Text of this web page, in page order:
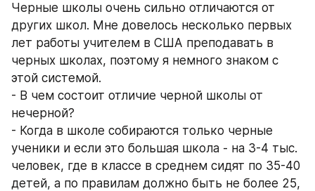
Черные школы очень сильно отличаются от
других школ. Мне довелось несколько первых
лет работы учителем в США преподавать в
черных школах, поэтому я немного знаком с
этой системой.
- В чем состоит отличие черной школы от
нечерной?
- Когда в школе собираются только черные
ученики и если это большая школа - на 3-4 тыс.
человек, где в классе в среднем сидят по 35-40
детей, а по правилам должно быть не более 25,